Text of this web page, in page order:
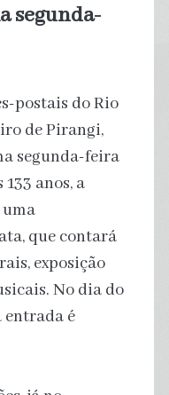
segunda-
postais do Rio
de Pirangi,
segunda-feira
anos, a
que contará
exposição
No dia do
entrada é